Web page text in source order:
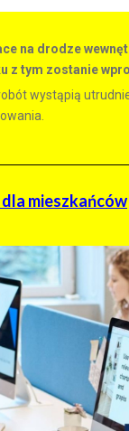
na drodze
z tym zostanie
wystąpią
mieszkańców